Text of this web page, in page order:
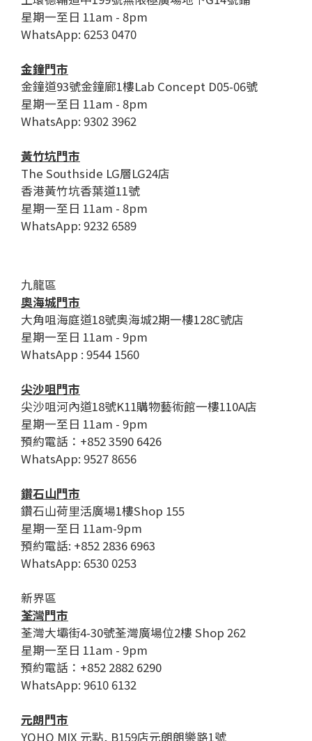
星期一至日 11am - 8pm
WhatsApp: 6253 0470
金鐘門市
金鐘道93號金鐘廊1樓Lab Concept D05-06號
星期一至日 11am - 8pm
WhatsApp: 9302 3962
黃竹坑門市
The Southside LG層LG24店
香港黃竹坑香葉道11號
星期一至日 11am - 8pm
WhatsApp: 9232 6589
九龍區
奧海城門市
大角咀海庭道18號奧海城2期一樓128C號店
星期一至日 11am - 9pm
WhatsApp : 9544 1560
尖沙咀門市
尖沙咀河內道18號K11購物藝術館一樓110A店
星期一至日 11am - 9pm
預約電話：+852 3590 6426
WhatsApp: 9527 8656
鑽石山門市
鑽石山荷里活廣場1樓Shop 155
星期一至日 11am-9pm
預約電話: +852 2836 6963
WhatsApp: 6530 0253
新界區
荃灣門市
荃灣大壩街4-30號荃灣廣場位2樓 Shop 262
星期一至日 11am - 9pm
預約電話：+852 2882 6290
WhatsApp: 9610 6132
元朗門市
YOHO MIX 元點, B159店元朗朗樂路1號